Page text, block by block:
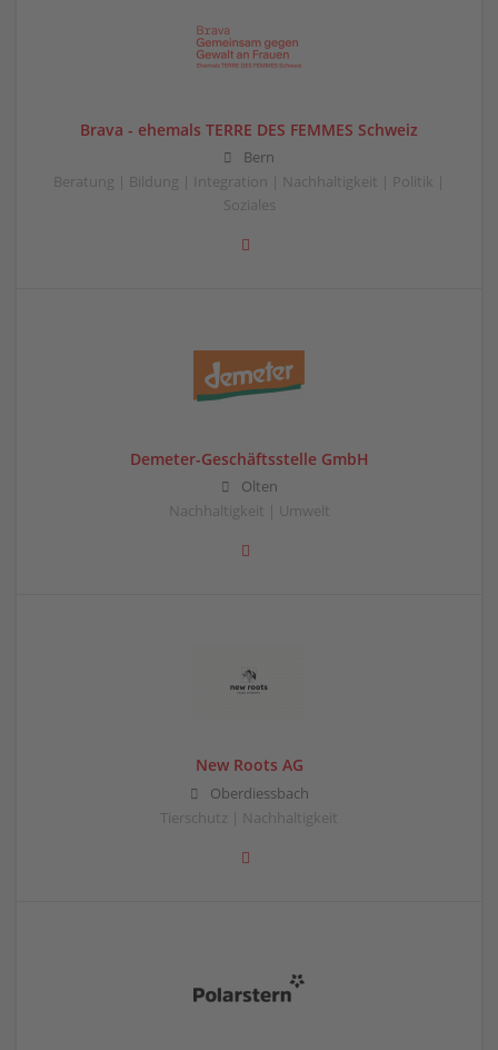
Brava - ehemals TERRE DES FEMMES Schweiz
Bern
Beratung | Bildung | Integration | Nachhaltigkeit | Politik |
Soziales
Demeter-Geschäftsstelle GmbH
Olten
Nachhaltigkeit | Umwelt
New Roots AG
Oberdiessbach
Tierschutz | Nachhaltigkeit